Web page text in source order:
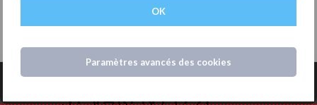
OK
Paramètres avancés des cookies
Thouars : le pôle santé voit la vie en plus grand pour
ST VARENT (79) –